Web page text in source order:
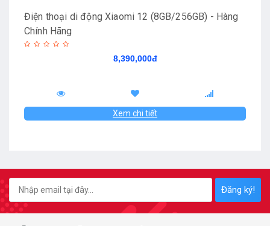
Điện thoại di động Xiaomi 12 (8GB/256GB) - Hàng
Chính Hãng
8,390,000đ
Xem chi tiết
Đăng ký!